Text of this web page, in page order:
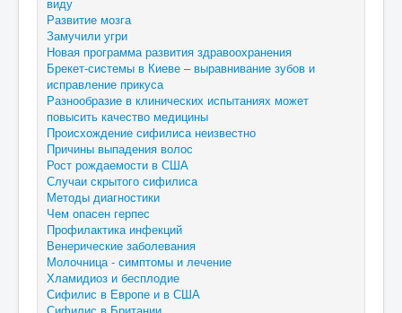
Развитие мозга
Замучили угри
Новая программа развития здравоохранения
Брекет-системы в Киеве – выравнивание зубов и
исправление прикуса
Разнообразие в клинических испытаниях может
повысить качество медицины
Происхождение сифилиса неизвестно
Причины выпадения волос
Рост рождаемости в США
Случаи скрытого сифилиса
Методы диагностики
Чем опасен герпес
Профилактика инфекций
Венерические заболевания
Молочница - симптомы и лечение
Хламидиоз и бесплодие
Сифилис в Европе и в США